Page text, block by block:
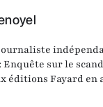
sur le
éditions Fayard en